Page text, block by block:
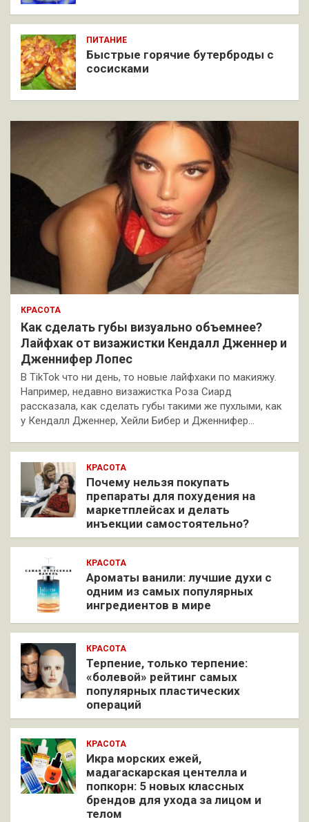
ПИТАНИЕ
Быстрые горячие бутерброды с
сосисками
КРАСОТА
Как сделать губы визуально объемнее?
Лайфхак от визажистки Кендалл Дженнер и
Дженнифер Лопес
В TikTok что ни день, то новые лайфхаки по макияжу.
Например, недавно визажистка Роза Сиард
рассказала, как сделать губы такими же пухлыми, как
у Кендалл Дженнер, Хейли Бибер и Дженнифер…
КРАСОТА
Почему нельзя покупать
препараты для похудения на
маркетплейсах и делать
инъекции самостоятельно?
КРАСОТА
Ароматы ванили: лучшие духи с
одним из самых популярных
ингредиентов в мире
КРАСОТА
Терпение, только терпение:
«болевой» рейтинг самых
популярных пластических
операций
КРАСОТА
Икра морских ежей,
мадагаскарская центелла и
попкорн: 5 новых классных
брендов для ухода за лицом и
телом